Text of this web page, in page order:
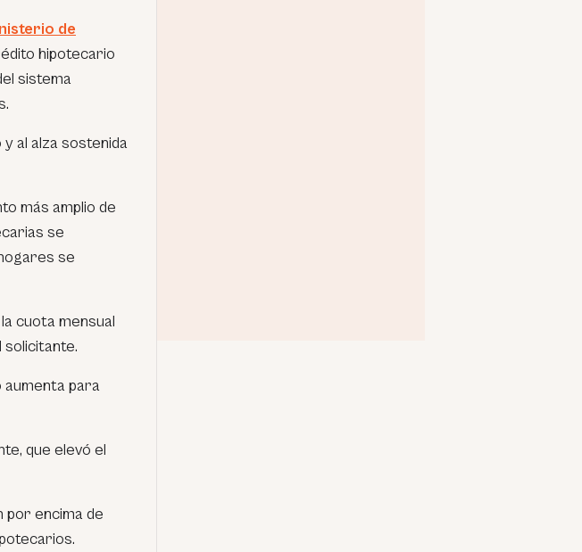
de
hipotecario
sistema
al alza sostenida
más amplio de
se
se
cuota mensual
solicitante.
aumenta para
que elevó el
por encima de